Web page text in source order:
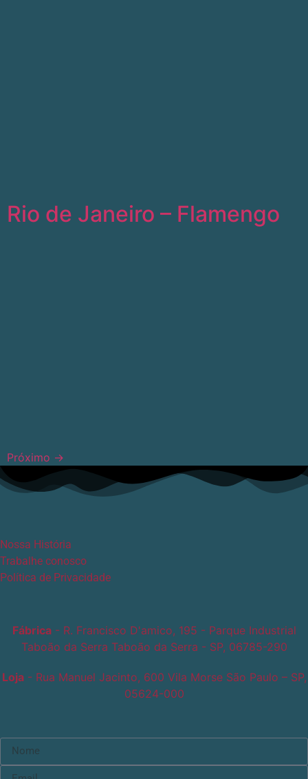
Rio de Janeiro – Flamengo
Próximo →
Nossa História
Trabalhe conosco
Política de Privacidade
Fábrica- R. Francisco D'amico, 195 - Parque Industrial
Taboão da Serra Taboão da Serra - SP, 06785-290
Loja- Rua Manuel Jacinto, 600 Vila Morse São Paulo – SP,
05624-000